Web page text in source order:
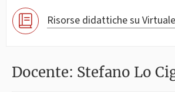
Risorse didattiche su Virtuale
Docente: Stefano Lo